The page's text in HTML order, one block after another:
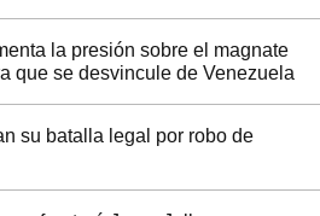
la presión sobre el magnate
que se desvincule de Venezuela
su batalla legal por robo de